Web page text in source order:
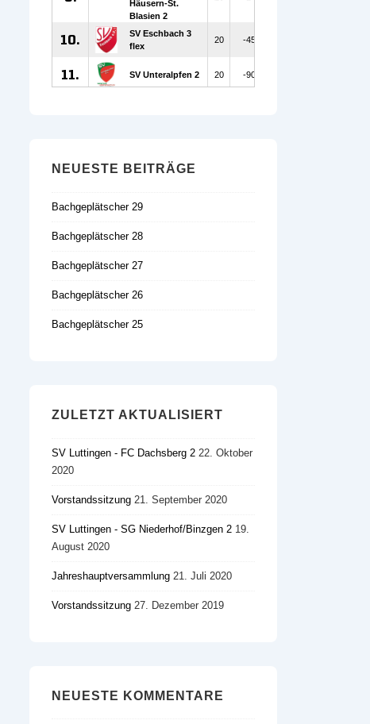
NEUESTE BEITRÄGE
Bachgeplätscher 29
Bachgeplätscher 28
Bachgeplätscher 27
Bachgeplätscher 26
Bachgeplätscher 25
ZULETZT AKTUALISIERT
SV Luttingen - FC Dachsberg 2 22. Oktober
2020
Vorstandssitzung 21. September 2020
SV Luttingen - SG Niederhof/​Binzgen 2 19.
August 2020
Jahreshauptversammlung 21. Juli 2020
Vorstandssitzung 27. Dezember 2019
NEUESTE KOMMENTARE